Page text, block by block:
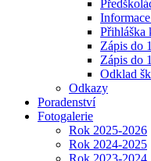
Přihláška
Zápis do
Zápis do
Odklad
Odkazy
Poradenství
Fotogalerie
Rok 2025-2026
Rok 2024-2025
Rok 2023-2024